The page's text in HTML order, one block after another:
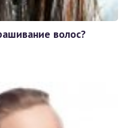
волос?